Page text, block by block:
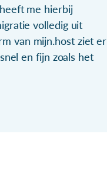
me hierbij
volledig uit
van mijn.host ziet er
en fijn zoals het